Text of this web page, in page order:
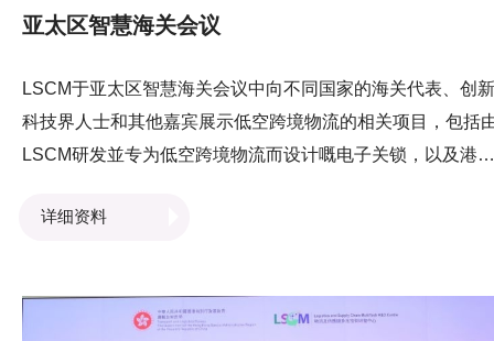
亚太区智慧海关会议
LSCM于亚太区智慧海关会议中向不同国家的海关代表、创新
科技界人士和其他嘉宾展示低空跨境物流的相关项目，包括
LSCM研发並专为低空跨境物流而设计嘅电子关锁，以及港口
局局长邓炳强先生亲临LSCM摊位参观並了解LSCM展示的技
物流效率。
详细资料